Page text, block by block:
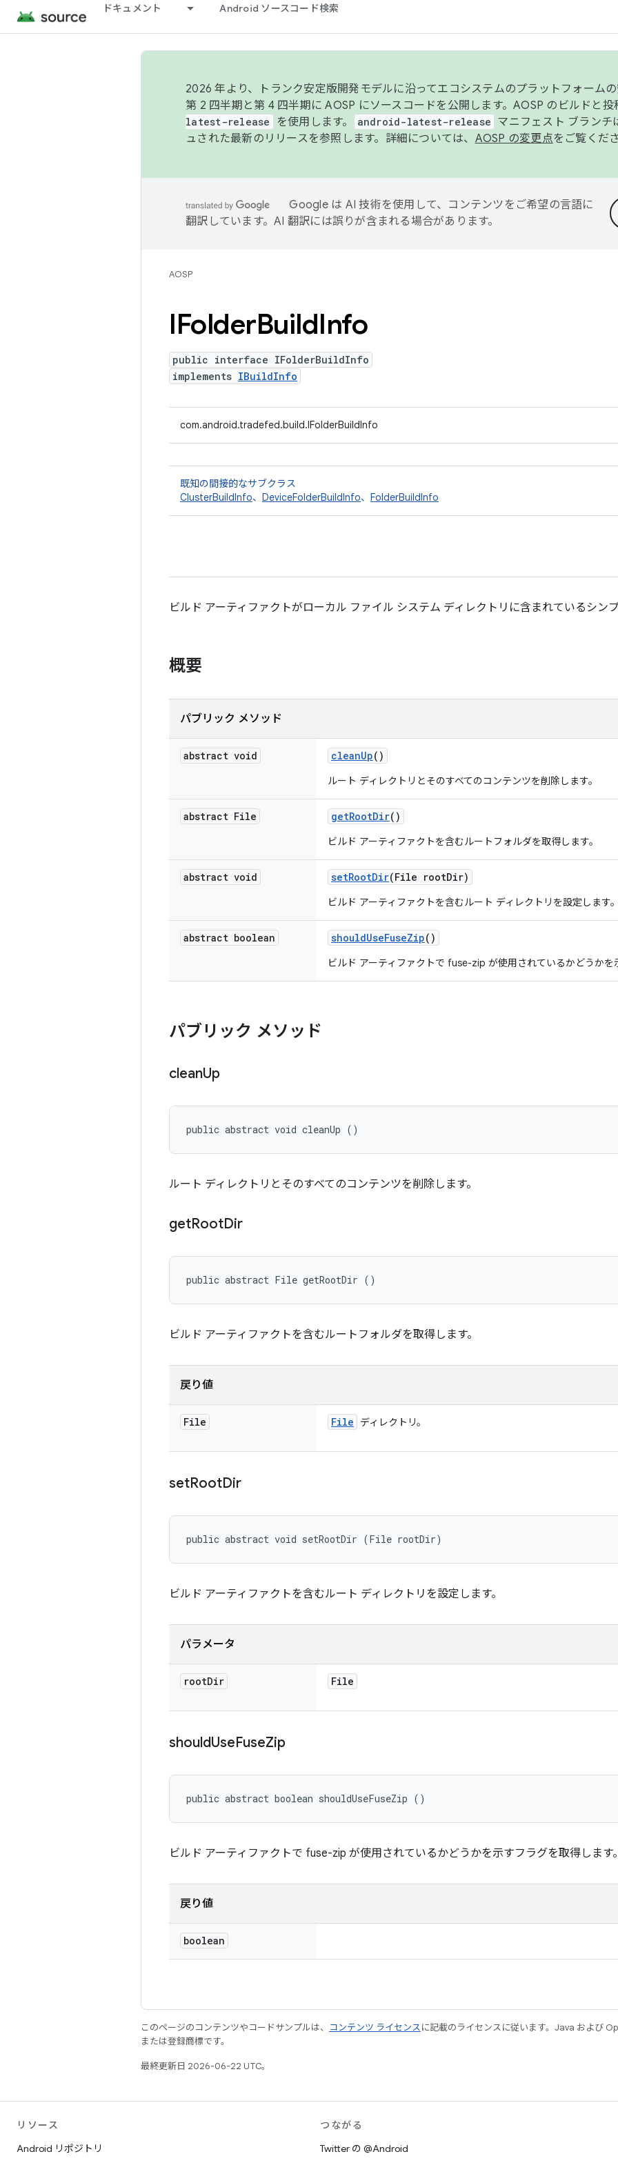
ドキュメント Android ソースコード検索
2026 年より、トランク安定版開発モデルに沿ってエコシステムのプラットフォーム
第 2 四半期と第 4 四半期に AOSP にソースコードを公開します。AOSP のビルドと投
latest-release を使用します。 android-latest-release マニフェスト ブランチ
ュされた最新のリリースを参照します。詳細については、 AOSP の変更点をご覧くだ
Google は AI 技術を使用して、コンテンツをご希望の言語に
翻訳しています。AI 翻訳には誤りが含まれる場合があります。
AOSP
IFolderBuildInfo
public interface IFolderBuildInfo
implements IBuildInfo
com.android.tradefed.build.IFolderBuildInfo
既知の間接的なサブクラス
ClusterBuildInfo、 DeviceFolderBuildInfo、 FolderBuildInfo
ビルド アーティファクトがローカル ファイル システム ディレクトリに含まれているシン
概要
パブリック メソッド
abstract void cleanUp()
ルート ディレクトリとそのすべてのコンテンツを削除します。
abstract File getRootDir()
ビルド アーティファクトを含むルートフォルダを取得します。
abstract void setRootDir(File rootDir)
ビルド アーティファクトを含むルート ディレクトリを設定します
abstract boolean shouldUseFuseZip()
ビルド アーティファクトで fuse-zip が使用されているかどうかを
パブリック メソッド
cleanUp
public abstract void cleanUp ()
ルート ディレクトリとそのすべてのコンテンツを削除します。
getRootDir
public abstract File getRootDir ()
ビルド アーティファクトを含むルートフォルダを取得します。
戻り値
File File ディレクトリ。
setRootDir
public abstract void setRootDir (File rootDir)
ビルド アーティファクトを含むルート ディレクトリを設定します。
パラメータ
rootDir File
shouldUseFuseZip
public abstract boolean shouldUseFuseZip ()
ビルド アーティファクトで fuse-zip が使用されているかどうかを示すフラグを取得します
戻り値
boolean
このページのコンテンツやコードサンプルは、 コンテンツ ライセンスに記載のライセンスに従います。Java および
または登録商標です。
最終更新日 2026-06-22 UTC。
リソース
Android リポジトリ
つながる
Twitter の @Android